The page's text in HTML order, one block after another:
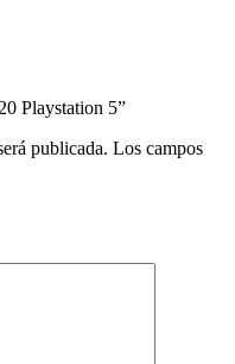
Playstation 5”
publicada. Los campos